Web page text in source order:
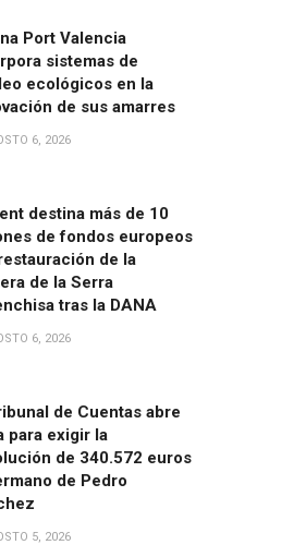
Port Valencia
sistemas de
ecológicos en la
de sus amarres
6, 2026
destina más de 10
de fondos europeos
de la
de la Serra
tras la DANA
6, 2026
de Cuentas abre
para exigir la
de 340.572 euros
de Pedro
5, 2026